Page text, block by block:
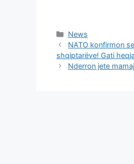
Categories
News
NATO konfirmon
shqiptarëve! Gati
Nderron jete